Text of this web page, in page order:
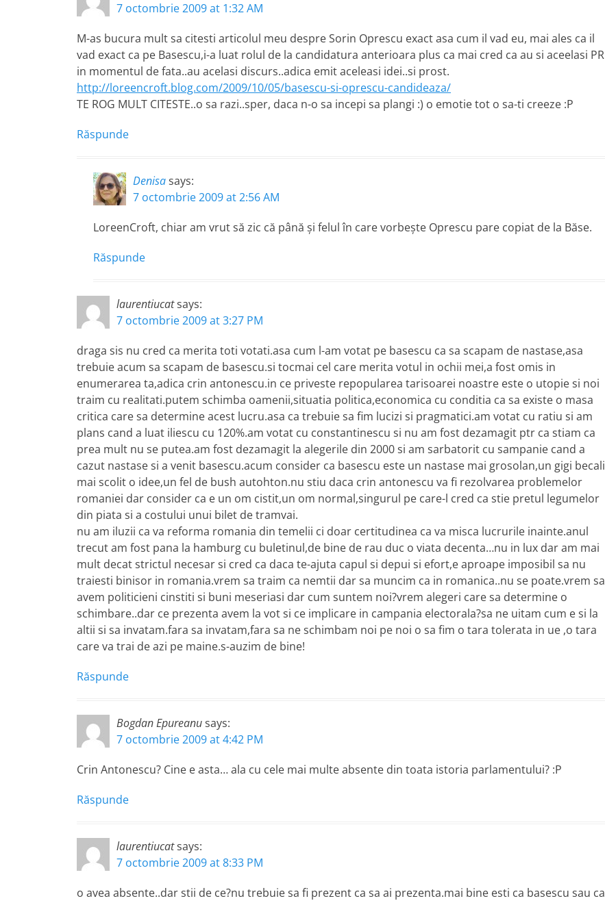
7 octombrie 2009 at 1:32 AM
M-as bucura mult sa citesti articolul meu despre Sorin Oprescu exact asa cum il vad eu, mai ales ca il
vad exact ca pe Basescu,i-a luat rolul de la candidatura anterioara plus ca mai cred ca au si aceelasi PR
in momentul de fata..au acelasi discurs..adica emit aceleasi idei..si prost.
http://loreencroft.blog.com/2009/10/05/basescu-si-oprescu-candideaza/
TE ROG MULT CITESTE..o sa razi..sper, daca n-o sa incepi sa plangi :) o emotie tot o sa-ti creeze :P
Răspunde
Denisasays:
7 octombrie 2009 at 2:56 AM
LoreenCroft, chiar am vrut să zic că până şi felul în care vorbeşte Oprescu pare copiat de la Băse.
Răspunde
laurentiucatsays:
7 octombrie 2009 at 3:27 PM
draga sis nu cred ca merita toti votati.asa cum l-am votat pe basescu ca sa scapam de nastase,asa
trebuie acum sa scapam de basescu.si tocmai cel care merita votul in ochii mei,a fost omis in
enumerarea ta,adica crin antonescu.in ce priveste repopularea tarisoarei noastre este o utopie si noi
traim cu realitati.putem schimba oamenii,situatia politica,economica cu conditia ca sa existe o masa
critica care sa determine acest lucru.asa ca trebuie sa fim lucizi si pragmatici.am votat cu ratiu si am
plans cand a luat iliescu cu 120%.am votat cu constantinescu si nu am fost dezamagit ptr ca stiam ca
prea mult nu se putea.am fost dezamagit la alegerile din 2000 si am sarbatorit cu sampanie cand a
cazut nastase si a venit basescu.acum consider ca basescu este un nastase mai grosolan,un gigi becali
mai scolit o idee,un fel de bush autohton.nu stiu daca crin antonescu va fi rezolvarea problemelor
romaniei dar consider ca e un om cistit,un om normal,singurul pe care-l cred ca stie pretul legumelor
din piata si a costului unui bilet de tramvai.
nu am iluzii ca va reforma romania din temelii ci doar certitudinea ca va misca lucrurile inainte.anul
trecut am fost pana la hamburg cu buletinul,de bine de rau duc o viata decenta…nu in lux dar am mai
mult decat strictul necesar si cred ca daca te-ajuta capul si depui si efort,e aproape imposibil sa nu
traiesti binisor in romania.vrem sa traim ca nemtii dar sa muncim ca in romanica..nu se poate.vrem sa
avem politicieni cinstiti si buni meseriasi dar cum suntem noi?vrem alegeri care sa determine o
schimbare..dar ce prezenta avem la vot si ce implicare in campania electorala?sa ne uitam cum e si la
altii si sa invatam.fara sa invatam,fara sa ne schimbam noi pe noi o sa fim o tara tolerata in ue ,o tara
care va trai de azi pe maine.s-auzim de bine!
Răspunde
Bogdan Epureanusays:
7 octombrie 2009 at 4:42 PM
Crin Antonescu? Cine e asta… ala cu cele mai multe absente din toata istoria parlamentului? :P
Răspunde
laurentiucatsays:
7 octombrie 2009 at 8:33 PM
o avea absente..dar stii de ce?nu trebuie sa fi prezent ca sa ai prezenta.mai bine esti ca basescu sau ca